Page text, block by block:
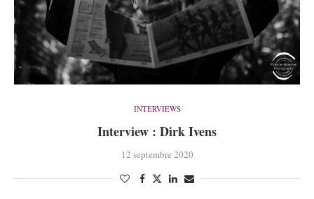
INTERVIEWS
Interview : Dirk Ivens
12 septembre 2020